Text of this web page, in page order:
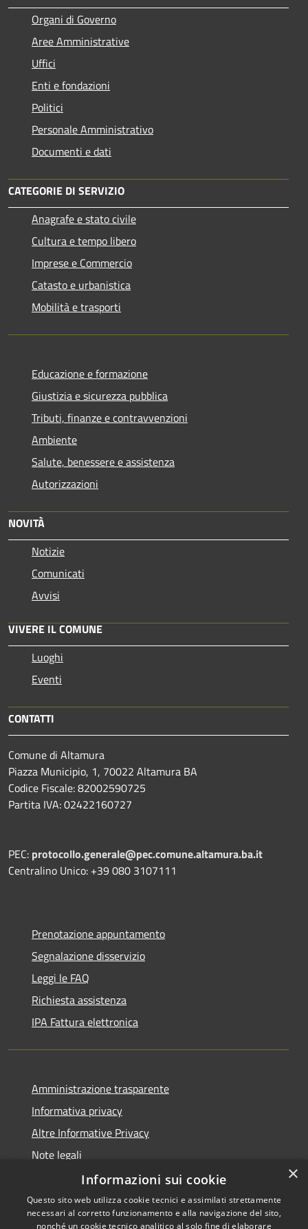
Organi di Governo
Aree Amministrative
Uffici
Enti e fondazioni
Politici
Personale Amministrativo
Documenti e dati
CATEGORIE DI SERVIZIO
Anagrafe e stato civile
Cultura e tempo libero
Imprese e Commercio
Catasto e urbanistica
Mobilità e trasporti
Educazione e formazione
Giustizia e sicurezza pubblica
Tributi, finanze e contravvenzioni
Ambiente
Salute, benessere e assistenza
Autorizzazioni
NOVITÀ
Notizie
Comunicati
Avvisi
VIVERE IL COMUNE
Luoghi
Eventi
CONTATTI
Comune di Altamura
Piazza Municipio, 1, 70022 Altamura BA
Codice Fiscale: 82002590725
Partita IVA: 02422160727
PEC: protocollo.generale@pec.comune.altamura.ba.it
Centralino Unico: +39 080 3107111
Prenotazione appuntamento
Segnalazione disservizio
Leggi le FAQ
Richiesta assistenza
IPA Fattura elettronica
Amministrazione trasparente
Informativa privacy
Altre Informative Privacy
Note legali
Dichiarazione di accessibilità
×
Informazioni sui cookie
Questo sito web utilizza cookie tecnici e assimilati strettamente
necessari al corretto funzionamento e alla navigazione del sito,
nonché un cookie tecnico analitico al solo fine di elaborare